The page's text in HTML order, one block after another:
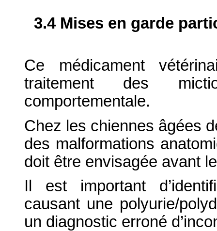
3.4 Mises en garde
Ce médicament
traitement des
comportementale.
Chez les chiennes âgées
des malformations
doit être envisagée avant
Il est important
causant une polyurie/
un diagnostic erroné